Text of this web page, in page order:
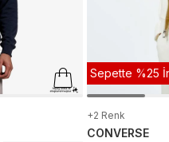
Sepette %25
+2 Renk
CONVERSE